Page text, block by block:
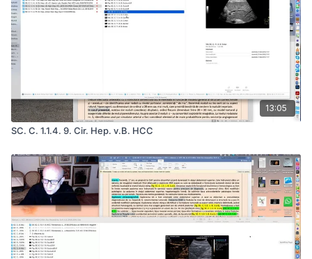
13:05
SC. C. 1.1.4. 9. Cir. Hep. v.B. HCC